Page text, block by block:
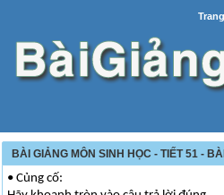
BÀI GIẢNG MÔN SINH HỌC - TIẾT 51 -
• Củng cố: